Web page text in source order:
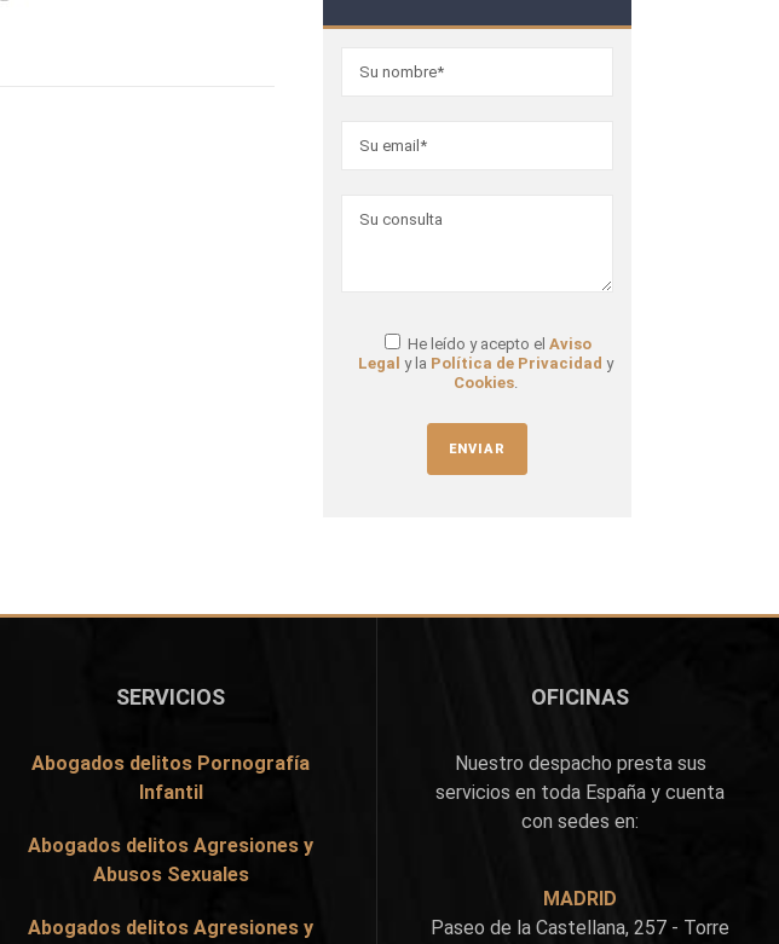
He leído y acepto el Aviso
Legal y la Política de Privacidad y
Cookies.
SERVICIOS
Abogados delitos Pornografía
Infantil
Abogados delitos Agresiones y
Abusos Sexuales
Abogados delitos Agresiones y
OFICINAS
Nuestro despacho presta sus
servicios en toda España y cuenta
con sedes en:
MADRID
Paseo de la Castellana, 257 - Torre